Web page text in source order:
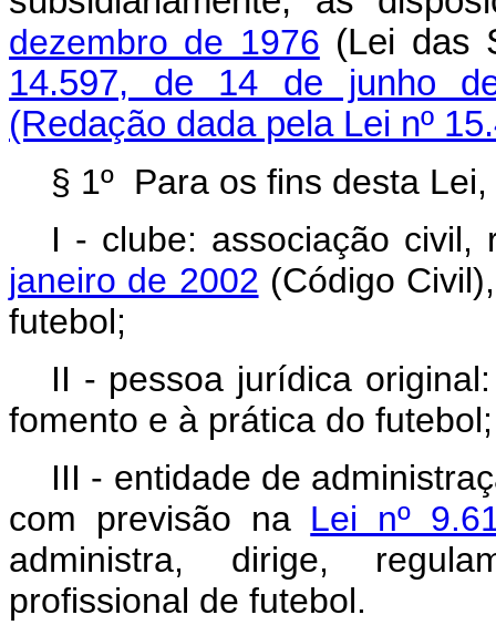
dezembro de 1976 (Lei das
14.597, de 14 de junho
(Redação dada pela Lei nº
§ 1º Para os fins desta
I - clube: associação
janeiro de 2002 (Código
futebol;
II - pessoa jurídica
fomento e à prática do
III - entidade de
com previsão na Lei nº
administra, dirige,
profissional de futebol.